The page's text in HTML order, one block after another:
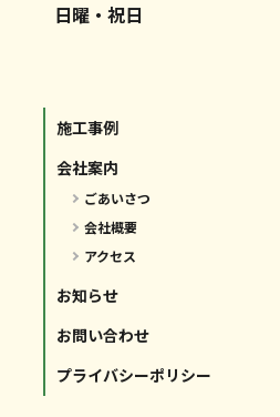
日曜・祝日
施工事例
会社案内
ごあいさつ
会社概要
アクセス
お知らせ
お問い合わせ
プライバシーポリシー